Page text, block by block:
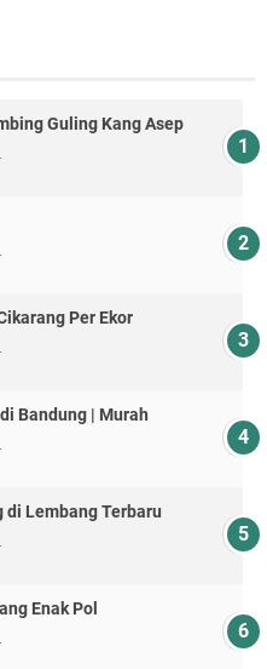
Guling Kang Asep
Per Ekor
Bandung | Murah
di Lembang Terbaru
Enak Pol